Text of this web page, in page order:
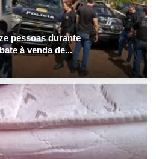
pessoas durante
à venda de...